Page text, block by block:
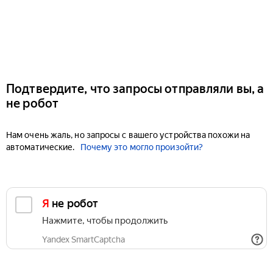
Подтвердите, что запросы отправляли вы, а
не робот
Нам очень жаль, но запросы с вашего устройства похожи на
автоматические.
Почему это могло произойти?
Я не робот
Нажмите, чтобы продолжить
Yandex SmartCaptcha